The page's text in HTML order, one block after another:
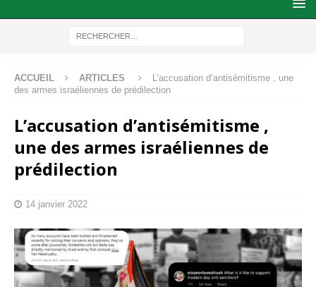
ACCUEIL ARTICLES
L’accusation d’antisémitisme , une
des armes israéliennes de prédilection
L’accusation d’antisémitisme ,
une des armes israéliennes de
prédilection
14 janvier 2022